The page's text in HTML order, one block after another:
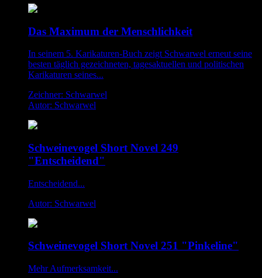
Das Maximum der Menschlichkeit
In seinem 5. Karikaturen-Buch zeigt Schwarwel erneut seine
besten täglich gezeichneten, tagesaktuellen und politischen
Karikaturen seines...
Zeichner: Schwarwel
Autor: Schwarwel
Schweinevogel Short Novel 249
"Entscheidend"
Entscheidend...
Autor: Schwarwel
Schweinevogel Short Novel 251 "Pinkeline"
Mehr Aufmerksamkeit...